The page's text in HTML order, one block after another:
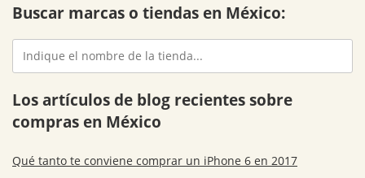
Buscar marcas o tiendas en México:
Los artículos de blog recientes sobre
compras en México
Qué tanto te conviene comprar un iPhone 6 en 2017